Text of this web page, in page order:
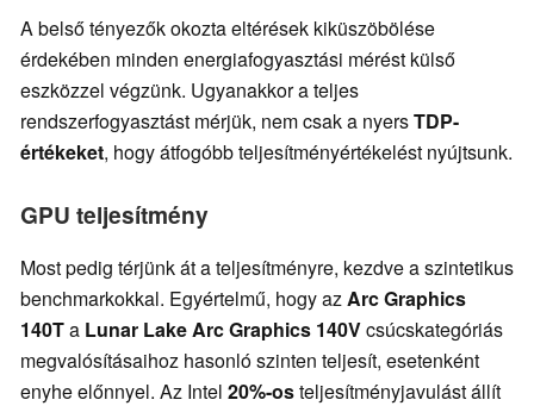
A belső tényezők okozta eltérések kiküszöbölése
érdekében minden energiafogyasztási mérést külső
eszközzel végzünk. Ugyanakkor a teljes
rendszerfogyasztást mérjük, nem csak a nyersTDP-
értékeket, hogy átfogóbb teljesítményértékelést nyújtsunk.
GPU teljesítmény
Most pedig térjünk át a teljesítményre, kezdve a szintetikus
benchmarkokkal. Egyértelmű, hogy azArc Graphics
140Ta Lunar Lake Arc Graphics 140Vcsúcskategóriás
megvalósításaihoz hasonló szinten teljesít, esetenként
enyhe előnnyel. Az Intel 20%-osteljesítményjavulást állít